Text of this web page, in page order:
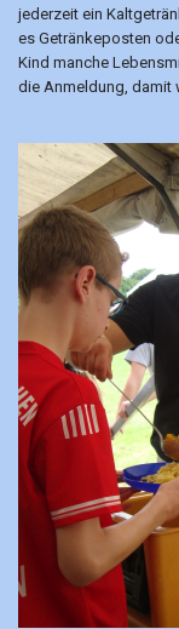
jederzeit ein
es Getränkeposten
Kind manche
die Anmeldung, damit